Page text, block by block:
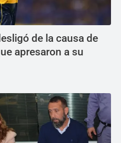
de la causa de
apresaron a su